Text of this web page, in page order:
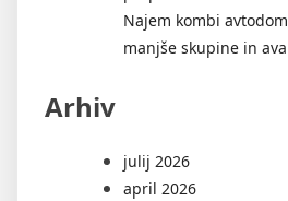
Najem kombi
manjše skupine in
Arhiv
julij 2026
april 2026